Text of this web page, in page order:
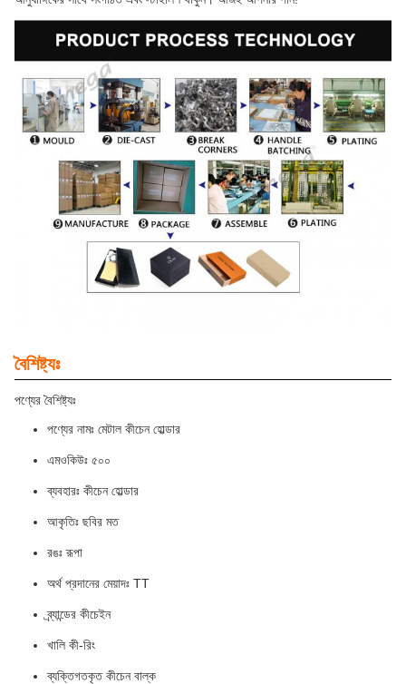
বৈশিষ্ট্যঃ
পণ্যের বৈশিষ্ট্যঃ
পণ্যের নামঃ মেটাল কীচেন হোল্ডার
এমওকিউঃ ৫০০
ব্যবহারঃ কীচেন হোল্ডার
আকৃতিঃ ছবির মত
রঙঃ রূপা
অর্থ প্রদানের মেয়াদঃ TT
ব্র্যান্ডের কীচেইন
খালি কী-রিং
ব্যক্তিগতকৃত কীচেন বাল্ক